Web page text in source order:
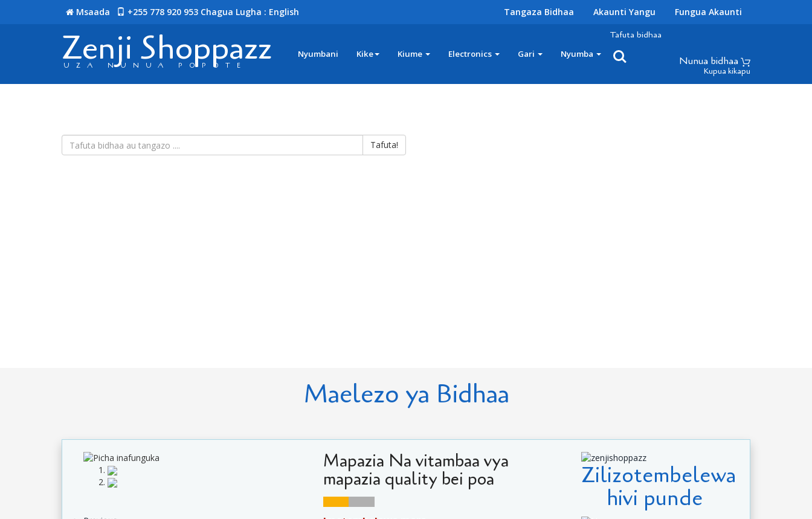
Msaada +255 778 920 953 Chagua Lugha : English Tangaza Bidhaa Akaunti Yangu Fungua Akaunti
Zenji Shoppazz
UZA NUNUA POPOTE
Nyumbani Kike Kiume Electronics Gari Nyumba
Tafuta bidhaa
Nunua bidhaa
Kupua kikapu
Tafuta!
Maelezo ya Bidhaa
Mapazia Na vitambaa vya
mapazia quality bei poa
Zilizotembelewa
hivi punde